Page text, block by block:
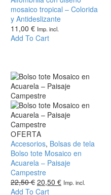
diseño
mosaico
tropical
–
mosaico tropical – Colorida
y Antideslizante
11,00 € Imp. incl.
Add To Cart
Bolso
tote
Mosaico
en
Acuarela
–
Paisaje
OFERTA
Accesorios, Bolsas de tela
Bolso tote Mosaico en
Acuarela – Paisaje
Campestre
22,50€ El
precio
20,50 € El
Imp. incl.
Add To Cart